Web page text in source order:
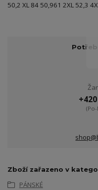
50,2 XL 84 50,961 2XL 52,3
Zboží zařazeno v
PÁNSKÉ